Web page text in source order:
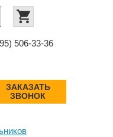
506-33-36
ЗАКАЗАТЬ
ЗВОНОК